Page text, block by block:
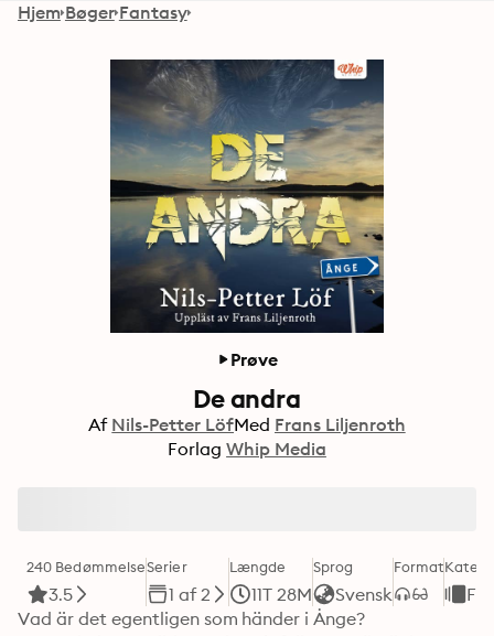
Hjem Bøger Fantasy
Prøve
De andra
Af Nils-Petter LöfMed Frans Liljenroth
Forlag Whip Media
240 Bedømmelse
3.5
Serier
1 af 2
Længde
11T 28M
Sprog
Svensk
Format
Vad är det egentligen som händer i Ånge?